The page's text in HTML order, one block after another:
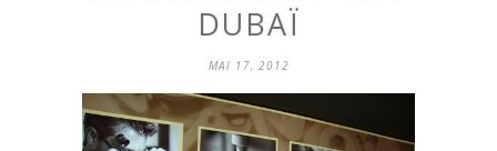
DUBAÏ
MAI 17, 2012